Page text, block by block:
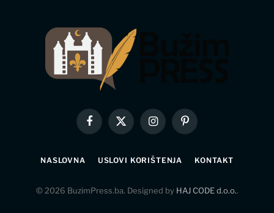
Facebook
X
(Twitter)
InstagramPinterest
NASLOVNA USLOVI KORIŠTENJA KONTAKT
© 2026 BuzimPress.ba. Designed by HAJ CODE d.o.o..